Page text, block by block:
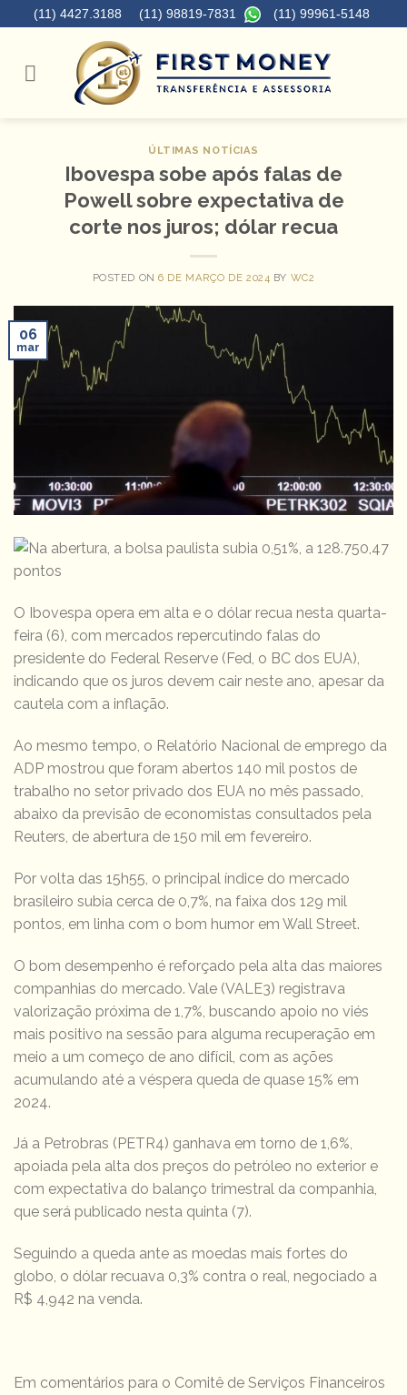
to
(11) 4427.3188 (11) 98819-7831 (11) 99961-5148
ÚLTIMAS NOTÍCIAS
Ibovespa sobe após falas de
Powell sobre expectativa de
corte nos juros; dólar recua
POSTED ON6 DE MARÇO DE 2024 BY WC2
06
mar
O Ibovespa opera em alta e o dólar recua nesta quarta-
feira (6), com mercados repercutindo falas do
presidente do Federal Reserve (Fed, o BC dos EUA),
indicando que os juros devem cair neste ano, apesar da
cautela com a inflação.
Ao mesmo tempo, o Relatório Nacional de emprego da
ADP mostrou que foram abertos 140 mil postos de
trabalho no setor privado dos EUA no mês passado,
abaixo da previsão de economistas consultados pela
Reuters, de abertura de 150 mil em fevereiro.
Por volta das 15h55, o principal índice do mercado
brasileiro subia cerca de 0,7%, na faixa dos 129 mil
pontos, em linha com o bom humor em Wall Street.
O bom desempenho é reforçado pela alta das maiores
companhias do mercado. Vale (VALE3) registrava
valorização próxima de 1,7%, buscando apoio no viés
mais positivo na sessão para alguma recuperação em
meio a um começo de ano difícil, com as ações
acumulando até a véspera queda de quase 15% em
2024.
Já a Petrobras (PETR4) ganhava em torno de 1,6%,
apoiada pela alta dos preços do petróleo no exterior e
com expectativa do balanço trimestral da companhia,
que será publicado nesta quinta (7).
Seguindo a queda ante as moedas mais fortes do
globo, o dólar recuava 0,3% contra o real, negociado a
R$ 4,942 na venda.
Em comentários para o Comitê de Serviços Financeiros